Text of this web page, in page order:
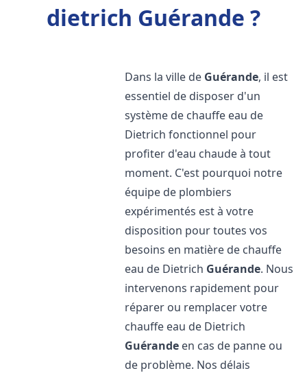
dietrich Guérande ?
Dans la ville de Guérande, il est
essentiel de disposer d'un
système de chauffe eau de
Dietrich fonctionnel pour
profiter d'eau chaude à tout
moment. C'est pourquoi notre
équipe de plombiers
expérimentés est à votre
disposition pour toutes vos
besoins en matière de chauffe
eau de Dietrich Guérande. Nous
intervenons rapidement pour
réparer ou remplacer votre
chauffe eau de Dietrich
Guérande en cas de panne ou
de problème. Nos délais